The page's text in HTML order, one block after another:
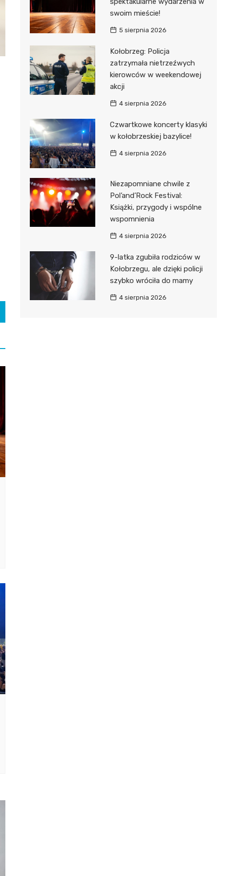
swoim mieście!
5 sierpnia 2026
Kołobrzeg: Policja
zatrzymała nietrzeźwych
kierowców w weekendowej
akcji
4 sierpnia 2026
Czwartkowe koncerty klasyki
w kołobrzeskiej bazylice!
4 sierpnia 2026
Niezapomniane chwile z
Pol’and’Rock Festival:
Książki, przygody i wspólne
wspomnienia
4 sierpnia 2026
9-latka zgubiła rodziców w
Kołobrzegu, ale dzięki policji
szybko wróciła do mamy
4 sierpnia 2026